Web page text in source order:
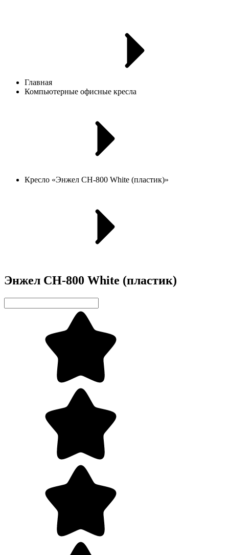
Главная
Компьютерные офисные кресла
Кресло «Энжел CH-800 White (пластик)»
Энжел CH-800 White (пластик)